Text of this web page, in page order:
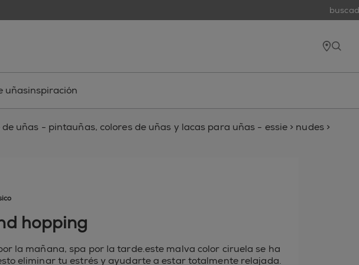
uñasinspiración
uñas - pintauñas, colores de uñas y lacas para uñas - essie > nudes >
hopping
la mañana, spa por la tarde.este malva color ciruela se ha
eliminar tu estrés y ayudarte a estar totalmente relajada.